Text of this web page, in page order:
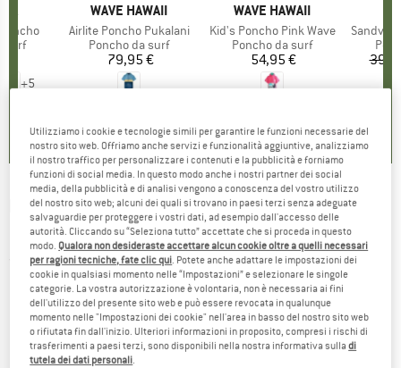
surf
+5
MARCHIO
WAVE HAWAII
Articolo
Airlite Poncho Pukalani
Gruppo di prodotti
Poncho da surf
Prezzo
79,95 €
MARCHIO
WAVE HAWAII
Articolo
Kid's Poncho Pink Wave
Gruppo di prodotti
Poncho da surf
Prezzo
54,95 €
Articolo
PLAYSHOES -Kid's Frottee-Poncho Palmen -
Poncho da surf
(0)
Utilizziamo i cookie e tecnologie simili per garantire le funzioni necessarie del
nostro sito web. Offriamo anche servizi e funzionalità aggiuntive, analizziamo
il nostro traffico per personalizzare i contenuti e la pubblicità e forniamo
funzioni di social media. In questo modo anche i nostri partner dei social
media, della pubblicità e di analisi vengono a conoscenza del vostro utilizzo
del nostro sito web; alcuni dei quali si trovano in paesi terzi senza adeguate
salvaguardie per proteggere i vostri dati, ad esempio dall'accesso delle
autorità. Cliccando su “Seleziona tutto” accettate che si proceda in questo
modo. Qualora non desideraste accettare alcun cookie oltre a quelli necessari
per ragioni tecniche, fate clic qui. Potete anche adattare le impostazioni dei
cookie in qualsiasi momento nelle “Impostazioni” e selezionare le singole
categorie. La vostra autorizzazione è volontaria, non è necessaria ai fini
dell'utilizzo del presente sito web e può essere revocata in qualunque
momento nelle "Impostazioni dei cookie" nell'area in basso del nostro sito web
o rifiutata fin dall'inizio. Ulteriori informazioni in proposito, compresi i rischi di
trasferimenti a paesi terzi, sono disponibili nella nostra informativa sulladi
tutela dei dati personali.